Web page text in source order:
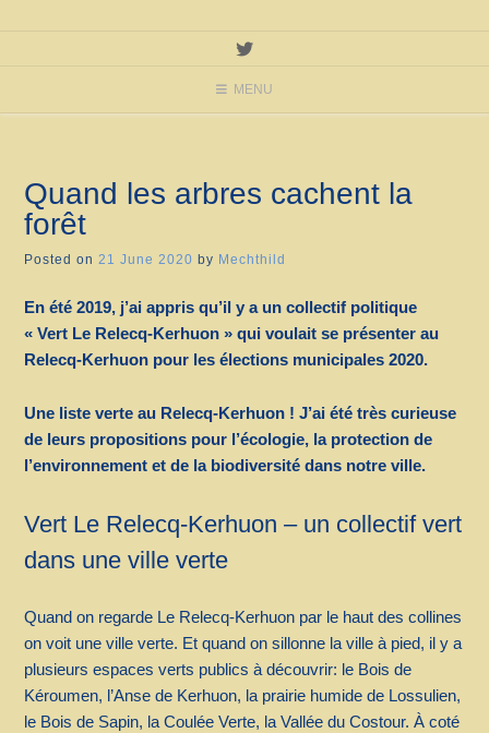
MENU
Quand les arbres cachent la
forêt
Posted on 21 June 2020 by Mechthild
En été 2019, j’ai appris qu’il y a un collectif politique
« Vert Le Relecq-Kerhuon » qui voulait se présenter au
Relecq-Kerhuon pour les élections municipales 2020.
Une liste verte au Relecq-Kerhuon ! J’ai été très curieuse
de leurs propositions pour l’écologie, la protection de
l’environnement et de la biodiversité dans notre ville.
Vert Le Relecq-Kerhuon – un collectif vert
dans une ville verte
Quand on regarde Le Relecq-Kerhuon par le haut des collines
on voit une ville verte. Et quand on sillonne la ville à pied, il y a
plusieurs espaces verts publics à découvrir: le Bois de
Kéroumen, l’Anse de Kerhuon, la prairie humide de Lossulien,
le Bois de Sapin, la Coulée Verte, la Vallée du Costour. À coté